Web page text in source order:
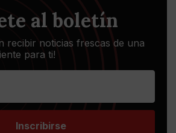
al boletín
recibir noticias frescas de una
para ti!
Inscribirse